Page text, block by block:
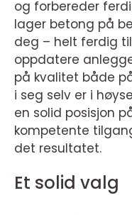
og forbereder
lager betong på
deg – helt ferdig
oppdatere
på kvalitet både
i seg selv er i
en solid posisjon
kompetente
det resultatet.
Et solid valg